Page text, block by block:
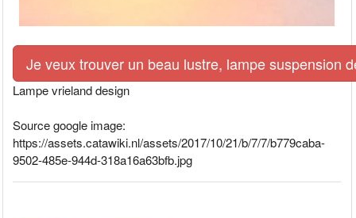
Je veux trouver un beau lustre, lampe suspension
Lampe vrieland design
Source google image:
https://assets.catawiki.nl/assets/2017/10/21/b/7/7/b779caba-
9502-485e-944d-318a16a63bfb.jpg